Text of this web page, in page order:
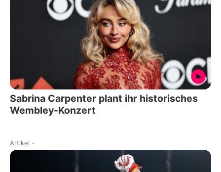
Sabrina Carpenter plant ihr historisches
Wembley-Konzert
Artikel -